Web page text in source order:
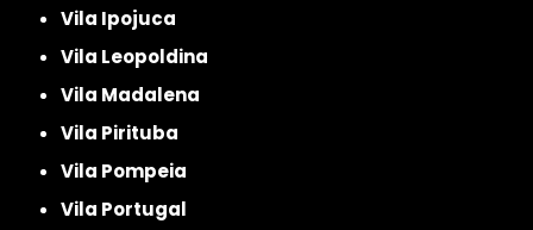
Vila Ipojuca
Vila Leopoldina
Vila Madalena
Vila Pirituba
Vila Pompeia
Vila Portugal